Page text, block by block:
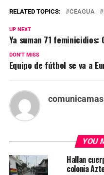
RELATED TOPICS: CEAGUA
UP NEXT
Ya suman 71 feminicidios:
DON'T MISS
Equipo de fútbol se va a
YOU
Hallan
colonia